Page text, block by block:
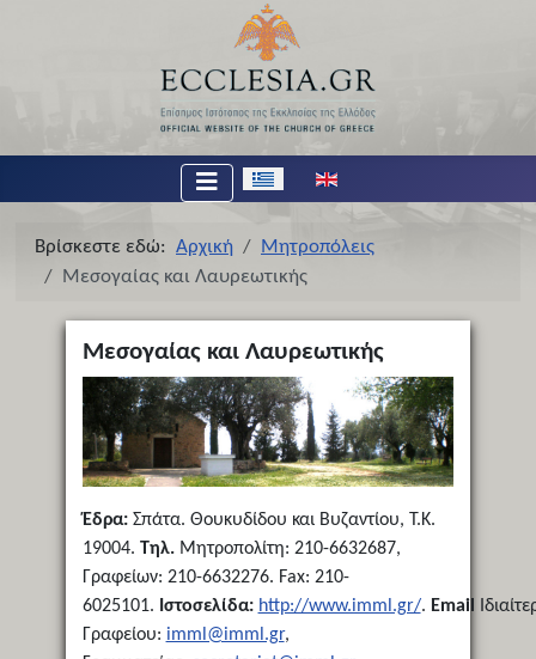
Επιλέξτε τη γλώσσα σας
Βρίσκεστε εδώ: Αρχική
Μητροπόλεις
Μεσογαίας και Λαυρεωτικής
Μεσογαίας και Λαυρεωτικής
Έδρα:Σπάτα. Θουκυδίδου και Βυζαντίου, Τ.Κ.
19004. Τηλ.Μητροπολίτη: 210-6632687,
Γραφείων: 210-6632276. Fax: 210-
6025101. Ιστοσελίδα: http://www.imml.gr/. Email
Γραφείου: imml@imml.gr,